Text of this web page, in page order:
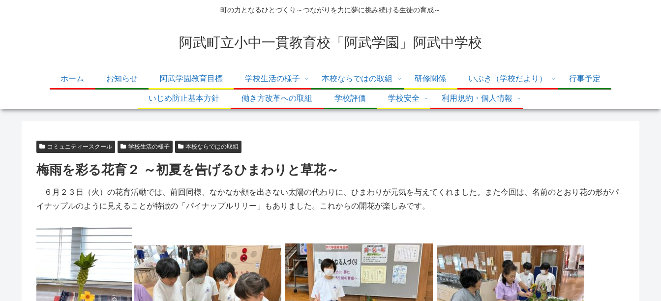
町の力となるひとづくり～つながりを力に夢に挑み続ける生徒の育成～
阿武町立小中一貫教育校「阿武学園」阿武中学校
ホーム お知らせ 阿武学園教育目標 学校生活の様子 本校ならではの取組 研修関係 いぶき（学校だより） 行事予定
いじめ防止基本方針 働き方改革への取組 学校評価 学校安全 利用規約・個人情報
コミュニティースクール 学校生活の様子 本校ならではの取組
梅雨を彩る花育２ ～初夏を告げるひまわりと草花～
６月２３日（火）の花育活動では、前回同様、なかなか顔を出さない太陽の代わりに、ひまわりが元気を与えてくれました。また今回は、名前のとおり花の形がパ
イナップルのように見えることが特徴の「パイナップルリリー」もありました。これからの開花が楽しみです。